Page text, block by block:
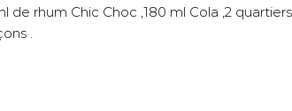
de rhum Chic Choc ,180 ml Cola ,2
.